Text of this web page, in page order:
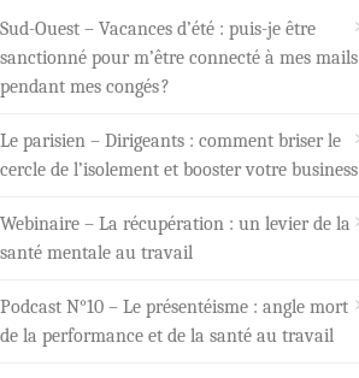
Sud-Ouest – Vacances d’été : puis-je être
sanctionné pour m’être connecté à mes mails
pendant mes congés ?
Le parisien – Dirigeants : comment briser le
cercle de l’isolement et booster votre business
Webinaire – La récupération : un levier de la
santé mentale au travail
Podcast N°10 – Le présentéisme : angle mort
de la performance et de la santé au travail